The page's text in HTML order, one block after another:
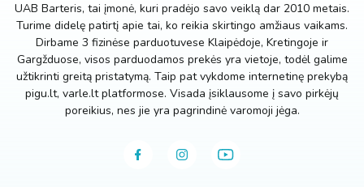
UAB Barteris, tai įmonė, kuri pradėjo savo veiklą dar 2010 metais.
Turime didelę patirtį apie tai, ko reikia skirtingo amžiaus vaikams.
Dirbame 3 fizinėse parduotuvese Klaipėdoje, Kretingoje ir
Gargžduose, visos parduodamos prekės yra vietoje, todėl galime
užtikrinti greitą pristatymą. Taip pat vykdome internetinę prekybą
pigu.lt, varle.lt platformose. Visada įsiklausome į savo pirkėjų
poreikius, nes jie yra pagrindinė varomoji jėga.